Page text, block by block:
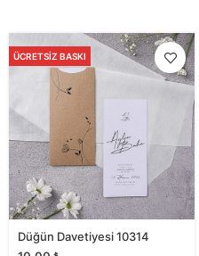
ÜCRETSIZ BASKI
Düğün Davetiyesi 10314